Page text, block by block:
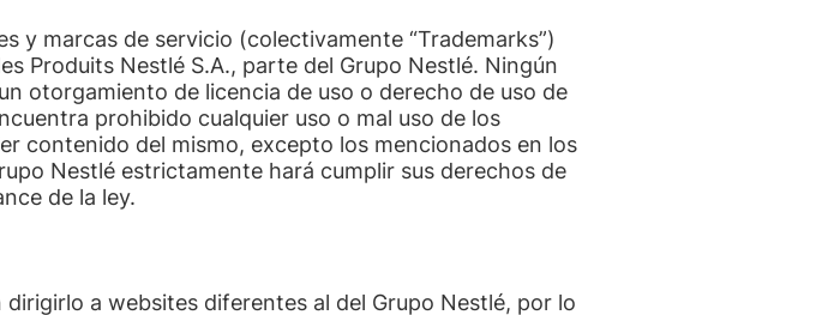
y marcas de servicio (colectivamente “Trademarks”)
Produits Nestlé S.A., parte del Grupo Nestlé. Ningún
otorgamiento de licencia de uso o derecho de uso de
prohibido cualquier uso o mal uso de los
contenido del mismo, excepto los mencionados en los
Nestlé estrictamente hará cumplir sus derechos de
de la ley.
a websites diferentes al del Grupo Nestlé, por lo